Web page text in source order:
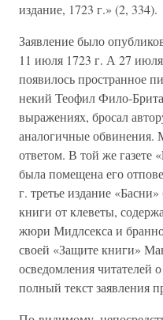
издание, 1723 г.» (2, 334).
Заявление было
11 июля 1723 г. А 27 июля
появилось пространное
некий Теофил Фило-
выражениях, бросал
аналогичные обвинения.
ответом. В той же газете
была помещена его
г. третье издание
книги от клеветы,
жюри Мидлсекса и
своей «Защите книги»
осведомления читателей
полный текст заявления